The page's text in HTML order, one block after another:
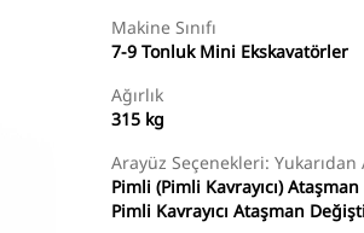
Makine Sınıfı
7-9 Tonluk Mini Ekskavatörler
Ağırlık
315 kg
Arayüz Seçenekleri: Yukarıdan
Pimli (Pimli Kavrayıcı)
Pimli Kavrayıcı Ataşman